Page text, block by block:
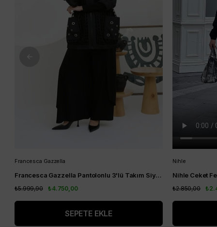
Francesca Gazzella
Francesca Gazzella Pantolonlu 3'lü Takım Siyah
₺4.750,00
₺5.999,90
SEPETE EKLE
Nihle
₺2.850,00